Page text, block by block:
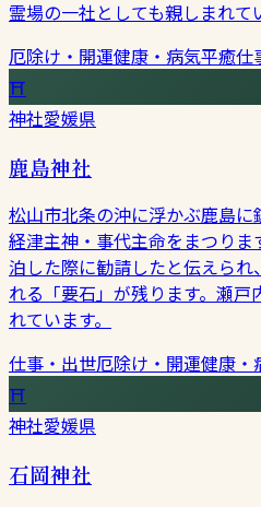
霊場の一社としても親しまれて
厄除け・開運健康・病気平癒仕
⛩
神社愛媛県
鹿島神社
松山市北条の沖に浮かぶ鹿島に
経津主神・事代主命をまつり
泊した際に勧請したと伝えら
れる「要石」が残ります。瀬
れています。
仕事・出世厄除け・開運健康・
⛩
神社愛媛県
石岡神社